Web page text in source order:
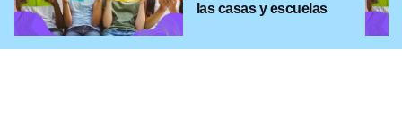
las casas y escuelas